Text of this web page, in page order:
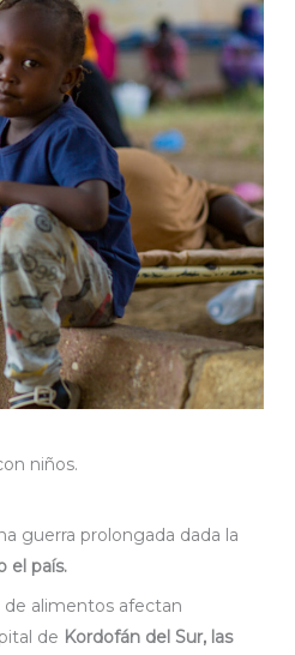
niños.
guerra prolongada dada la
el país.
de alimentos afectan
de Kordofán del Sur, las